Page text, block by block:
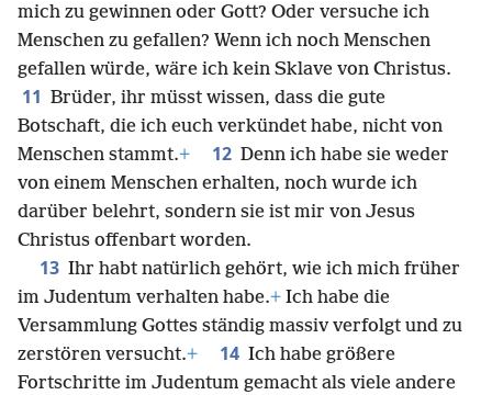
mich zu gewinnen oder Gott? Oder versuche ich
Menschen zu gefallen? Wenn ich noch Menschen
gefallen würde, wäre ich kein Sklave von Christus.
11 Brüder, ihr müsst wissen, dass die gute
Botschaft, die ich euch verkündet habe, nicht von
Menschen stammt.+ 12 Denn ich habe sie weder
von einem Menschen erhalten, noch wurde ich
darüber belehrt, sondern sie ist mir von Jesus
Christus offenbart worden.
13 Ihr habt natürlich gehört, wie ich mich früher
im Judentum verhalten habe.+ Ich habe die
Versammlung Gottes ständig massiv verfolgt und zu
zerstören versucht.+ 14 Ich habe größere
Fortschritte im Judentum gemacht als viele andere